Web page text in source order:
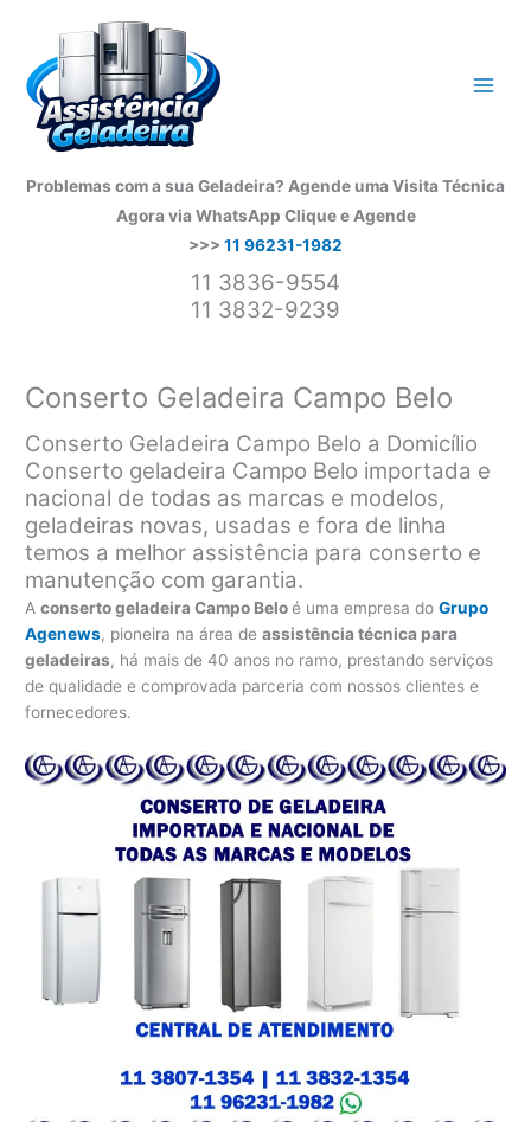
conteúdo
Problemas com a sua Geladeira? Agende uma Visita Técnica
Agora via WhatsApp Clique e Agende
>>> 11 96231-1982
11 3836-9554
11 3832-9239
Conserto Geladeira Campo Belo
Conserto Geladeira Campo Belo a Domicílio
Conserto geladeira Campo Belo importada e
nacional de todas as marcas e modelos,
geladeiras novas, usadas e fora de linha
temos a melhor assistência para conserto e
manutenção com garantia.
Aconserto geladeira Campo Beloé uma empresa doGrupo
Agenews, pioneira na área deassistência técnica para
geladeiras, há mais de 40 anos no ramo, prestando serviços
de qualidade e comprovada parceria com nossos clientes e
fornecedores.